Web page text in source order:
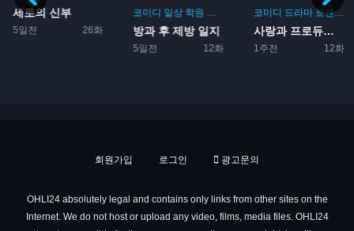
임세토의 신부
5일전 26화
코미디 일상 학원 드라마 부활동
방과 후 제방 일지
5일전 12화
코미디 드라마 로맨스
사랑과 프로듀서~EVOL×L...
1주전 12화
회원가입 로그인 광고문의
OHLI24 absolutely legal and contains only links from other sites on the
Internet. We do not host or upload any video, films, media files. OHLI24